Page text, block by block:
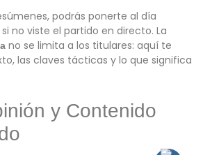
podrás ponerte al día
no viste el partido en directo. La
no se limita a los titulares: aquí te
las claves tácticas y lo que significa
y Contenido